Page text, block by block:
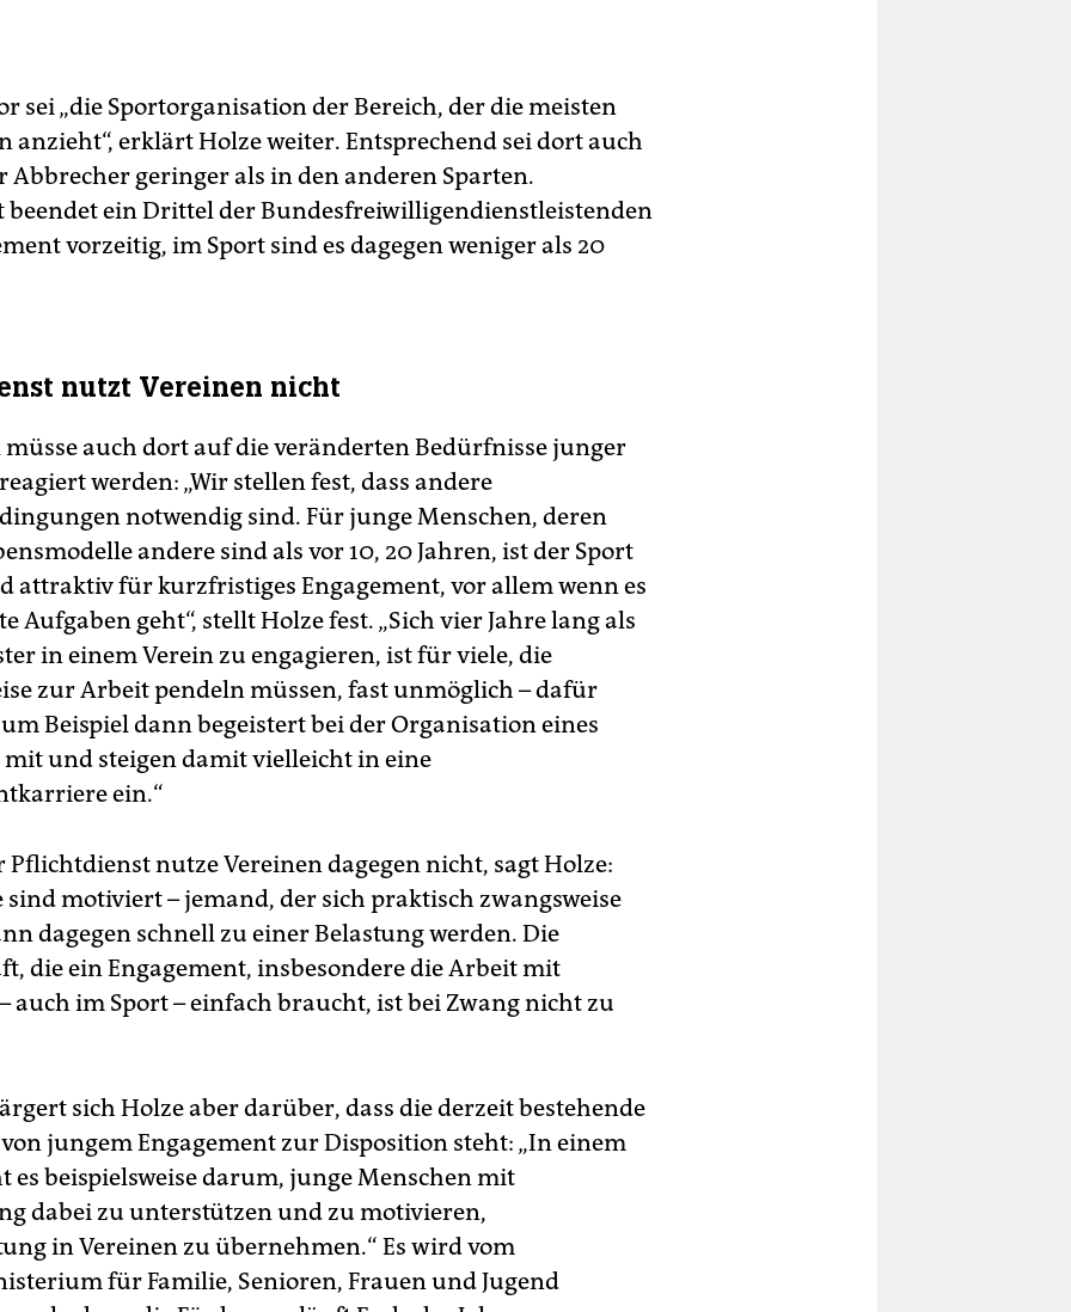
sei „die Sportorganisation der Bereich, der die meisten
anzieht“, erklärt Holze weiter. Entsprechend sei dort auch
Abbrecher geringer als in den anderen Sparten.
beendet ein Drittel der Bundesfreiwilligendienstleistenden
vorzeitig, im Sport sind es dagegen weniger als 20
nutzt Vereinen nicht
auch dort auf die veränderten Bedürfnisse junger
werden: „Wir stellen fest, dass andere
notwendig sind. Für junge Menschen, deren
andere sind als vor 10, 20 Jahren, ist der Sport
attraktiv für kurzfristiges ­Engagement, vor allem wenn es
Aufgaben geht“, stellt Holze fest. „Sich vier Jahre lang als
in einem Verein zu engagieren, ist für viele, die
zur Arbeit pendeln müssen, fast unmöglich – dafür
Beispiel dann begeistert bei der Organisation eines
mit und steigen damit vielleicht in eine
ein.“
Pflichtdienst nutze Vereinen dagegen nicht, sagt Holze:
sind motiviert – jemand, der sich praktisch zwangsweise
dagegen schnell zu einer Belastung werden. Die
die ein Engagement, insbesondere die Arbeit mit
auch im Sport – einfach braucht, ist bei Zwang nicht zu
sich Holze aber da­rüber, dass die derzeit bestehende
jungem Engagement zur Disposition steht: „In einem
es beispielsweise darum, junge Menschen mit
dabei zu unterstützen und zu motivieren,
in Vereinen zu übernehmen.“ Es wird vom
für Familie, Senioren, Frauen und Jugend